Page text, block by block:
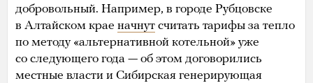
добровольный. Например, в городе Рубцовске
в Алтайском крае начнут считать тарифы за тепло
по методу «альтернативной котельной» уже
со следующего года — об этом договорились
местные власти и Сибирская генерирующая